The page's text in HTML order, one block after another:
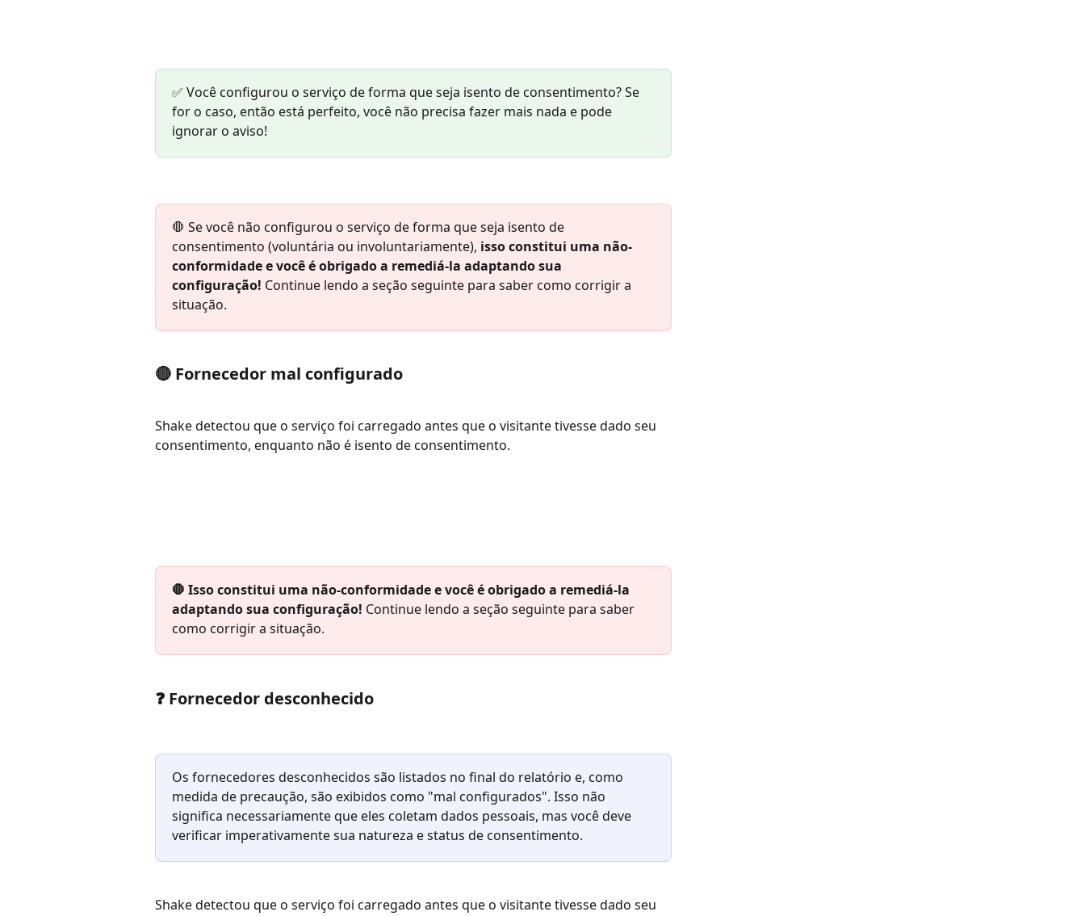
✅ Você configurou o serviço de forma que seja isento de consentimento? Se
for o caso, então está perfeito, você não precisa fazer mais nada e pode
ignorar o aviso!
🛑 Se você não configurou o serviço de forma que seja isento de
consentimento (voluntária ou involuntariamente), isso constitui uma não-
conformidade e você é obrigado a remediá-la adaptando sua
configuração! Continue lendo a seção seguinte para saber como corrigir a
situação.
🔴 Fornecedor mal configurado
Shake detectou que o serviço foi carregado antes que o visitante tivesse dado seu
consentimento, enquanto não é isento de consentimento.
🛑 Isso constitui uma não-conformidade e você é obrigado a remediá-la
adaptando sua configuração! Continue lendo a seção seguinte para saber
como corrigir a situação.
❓ Fornecedor desconhecido
Os fornecedores desconhecidos são listados no final do relatório e, como
medida de precaução, são exibidos como "mal configurados". Isso não
significa necessariamente que eles coletam dados pessoais, mas você deve
verificar imperativamente sua natureza e status de consentimento.
Shake detectou que o serviço foi carregado antes que o visitante tivesse dado seu